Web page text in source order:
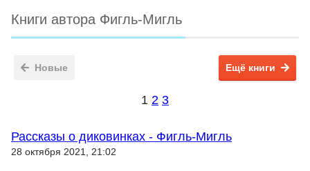
Книги автора Фигль-Мигль
Новые Ещё книги
1 2 3
Рассказы о диковинках - Фигль-Мигль
28 октября 2021, 21:02